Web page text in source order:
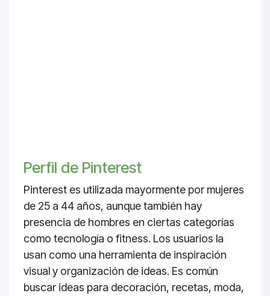
Perfil de Pinterest
Pinterest es utilizada mayormente por mujeres
de 25 a 44 años, aunque también hay
presencia de hombres en ciertas categorías
como tecnología o fitness. Los usuarios la
usan como una herramienta de inspiración
visual y organización de ideas. Es común
buscar ideas para decoración, recetas, moda,